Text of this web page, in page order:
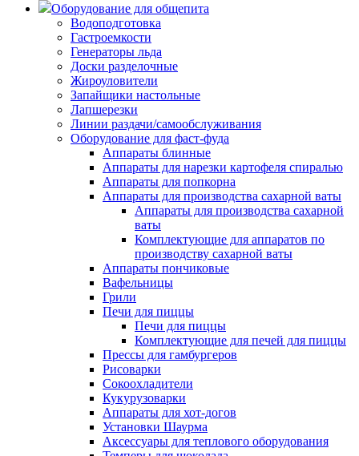
Оборудование для общепита
Водоподготовка
Гастроемкости
Генераторы льда
Доски разделочные
Жироуловители
Запайщики настольные
Лапшерезки
Линии раздачи/самообслуживания
Оборудование для фаст-фуда
Аппараты блинные
Аппараты для нарезки картофеля спиралью
Аппараты для попкорна
Аппараты для производства сахарной ваты
Аппараты для производства сахарной
ваты
Комплектующие для аппаратов по
производству сахарной ваты
Аппараты пончиковые
Вафельницы
Грили
Печи для пиццы
Печи для пиццы
Комплектующие для печей для пиццы
Прессы для гамбургеров
Рисоварки
Сокоохладители
Кукурузоварки
Аппараты для хот-догов
Установки Шаурма
Аксессуары для теплового оборудования